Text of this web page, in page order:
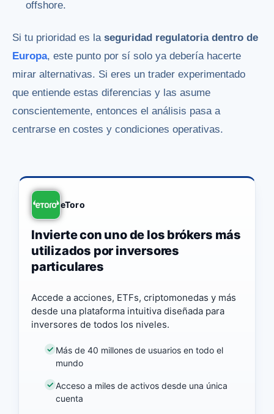
offshore.
Si tu prioridad es la seguridad regulatoria dentro de
Europa, este punto por sí solo ya debería hacerte
mirar alternativas. Si eres un trader experimentado
que entiende estas diferencias y las asume
conscientemente, entonces el análisis pasa a
centrarse en costes y condiciones operativas.
eToro
Invierte con uno de los brókers más
utilizados por inversores
particulares
Accede a acciones, ETFs, criptomonedas y más
desde una plataforma intuitiva diseñada para
inversores de todos los niveles.
Más de 40 millones de usuarios en todo el
mundo
Acceso a miles de activos desde una única
cuenta